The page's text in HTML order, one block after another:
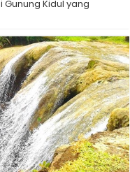
Gunung Kidul yang